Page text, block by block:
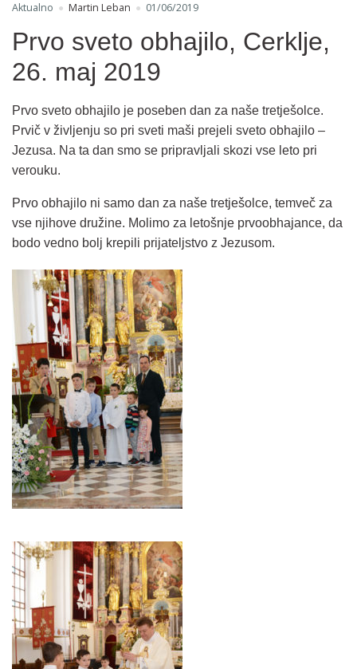
Aktualno Martin Leban 01/06/2019
Prvo sveto obhajilo, Cerklje,
26. maj 2019
Prvo sveto obhajilo je poseben dan za naše tretješolce.
Prvič v življenju so pri sveti maši prejeli sveto obhajilo –
Jezusa. Na ta dan smo se pripravljali skozi vse leto pri
verouku.
Prvo obhajilo ni samo dan za naše tretješolce, temveč za
vse njihove družine. Molimo za letošnje prvoobhajance, da
bodo vedno bolj krepili prijateljstvo z Jezusom.